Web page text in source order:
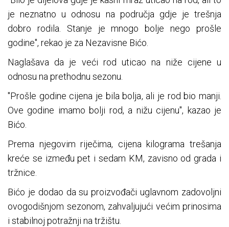
je neznatno u odnosu na područja gdje je trešnja
dobro rodila. Stanje je mnogo bolje nego prošle
godine", rekao je za Nezavisne Bićo.
Naglašava da je veći rod uticao na niže cijene u
odnosu na prethodnu sezonu.
"Prošle godine cijena je bila bolja, ali je rod bio manji.
Ove godine imamo bolji rod, a nižu cijenu", kazao je
Bićo.
Prema njegovim riječima, cijena kilograma trešanja
kreće se između pet i sedam KM, zavisno od grada i
tržnice.
Bićo je dodao da su proizvođači uglavnom zadovoljni
ovogodišnjom sezonom, zahvaljujući većim prinosima
i stabilnoj potražnji na tržištu.